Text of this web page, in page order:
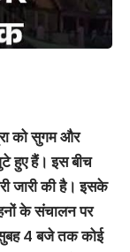
को सुगम और
हुए हैं। इस बीच
जारी की है। इसके
के संचालन पर
सुबह 4 बजे तक कोई